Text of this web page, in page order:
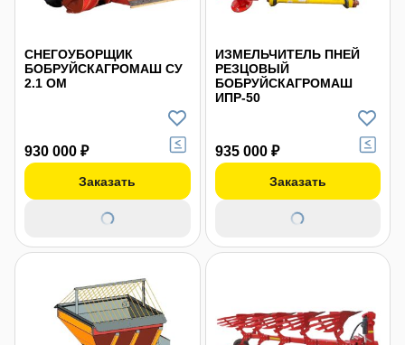
СНЕГОУБОРЩИК
БОБРУЙСКАГРОМАШ СУ
2.1 ОМ
930 000 ₽
Заказать
ИЗМЕЛЬЧИТЕЛЬ ПНЕЙ
РЕЗЦОВЫЙ
БОБРУЙСКАГРОМАШ
ИПР-50
935 000 ₽
Заказать